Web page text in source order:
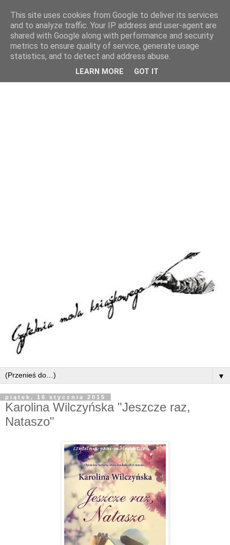
▼
piątek, 16 stycznia 2015
Karolina Wilczyńska "Jeszcze raz,
Nataszo"
This site uses cookies from Google to deliver its services
and to analyze traffic. Your IP address and user-agent are
shared with Google along with performance and security
metrics to ensure quality of service, generate usage
statistics, and to detect and address abuse.
LEARN MORE GOT IT